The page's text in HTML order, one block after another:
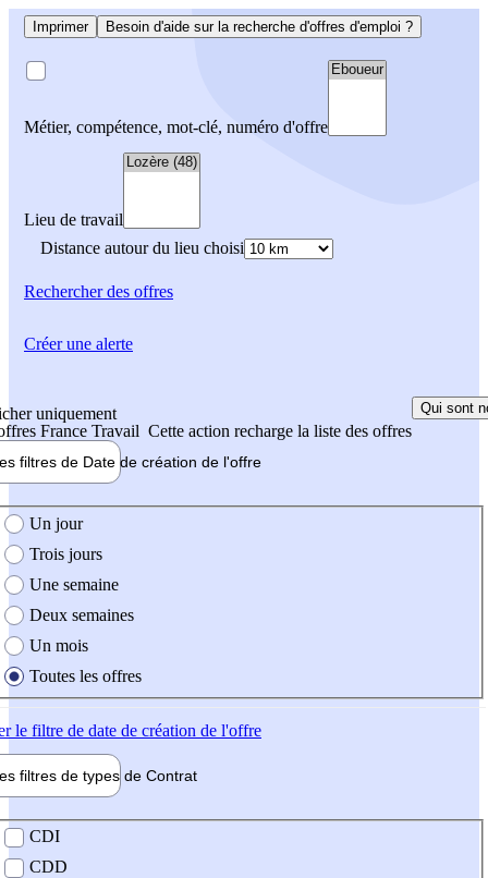
Imprimer Besoin d'aide sur la recherche d'offres d'emploi ?
Métier, compétence, mot-clé, numéro d'offre
Lieu de travail
Distance autour du lieu choisi
Rechercherdes offres
uniquement
France Travail Cette action recharge la liste des offres
Qui sont
filtres de Date de création de l'offre
création de l'offre
Un jour
Trois jours
Une semaine
Deux semaines
Un mois
Toutes les offres
le filtre de date de création de l'offre
filtres de types de Contrat
contrat
CDI
CDD
Créer une alerte